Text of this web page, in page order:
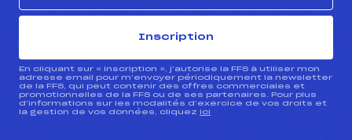
Inscription
En cliquant sur « inscription », j’autorise la FFS à utiliser mon
adresse email pour m’envoyer périodiquement la newsletter
de la FFS, qui peut contenir des offres commerciales et
promotionnelles de la FFS ou de ses partenaires. Pour plus
d’informations sur les modalités d’exercice de vos droits et
la gestion de vos données, cliquez ici